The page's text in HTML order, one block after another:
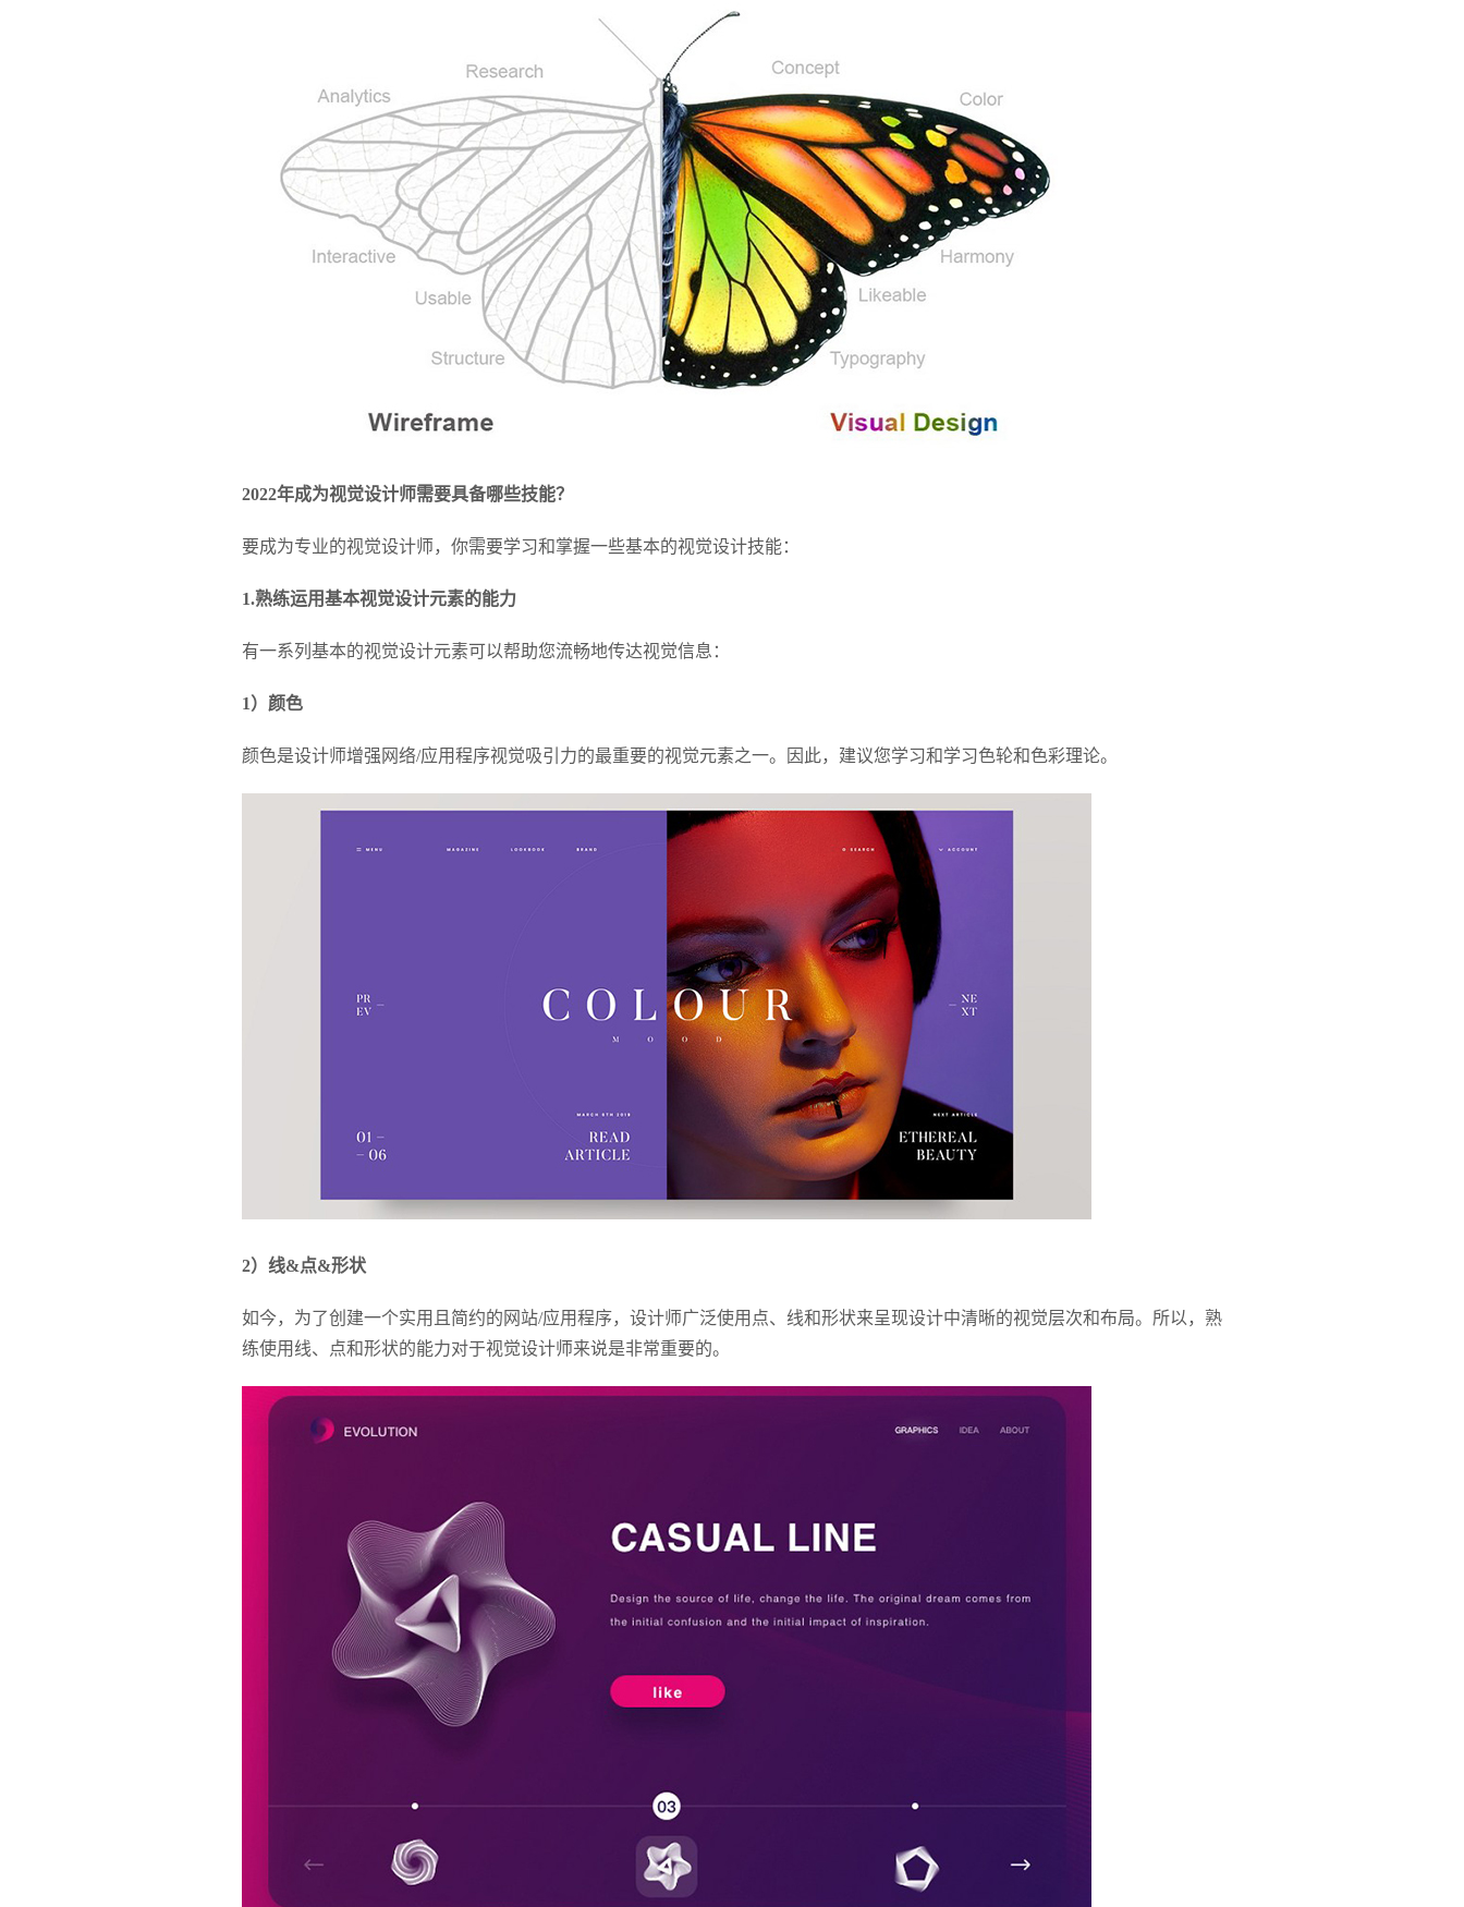
2022年成为视觉设计师需要具备哪些技能？
要成为专业的视觉设计师，你需要学习和掌握一些基本的视觉设计技能：
1.熟练运用基本视觉设计元素的能力
有一系列基本的视觉设计元素可以帮助您流畅地传达视觉信息：
1）颜色
颜色是设计师增强网络/应用程序视觉吸引力的最重要的视觉元素之一。因此，建议您学习和学习色轮和色彩理论。
2）线&点&形状
如今，为了创建一个实用且简约的网站/应用程序，设计师广泛使用点、线和形状来呈现设计中清晰的视觉层次和布局。所以，熟
练使用线、点和形状的能力对于视觉设计师来说是非常重要的。